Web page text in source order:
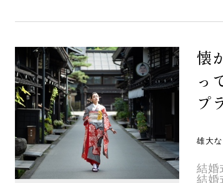
懐
っ
プ
雄大
結婚
結婚